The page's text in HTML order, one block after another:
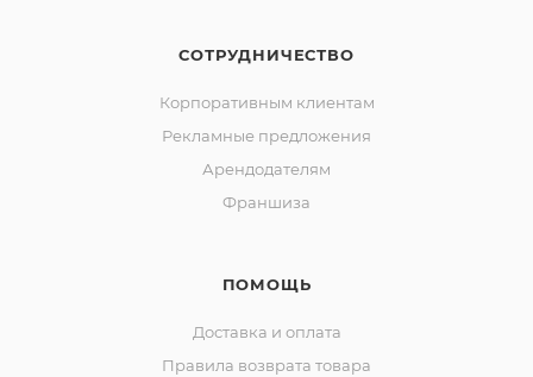
СОТРУДНИЧЕСТВО
Корпоративным клиентам
Рекламные предложения
Арендодателям
Франшиза
ПОМОЩЬ
Доставка и оплата
Правила возврата товара